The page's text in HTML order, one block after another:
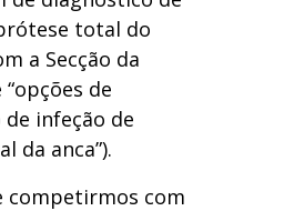
total do
a Secção da
de
infeção de
da anca”).
competirmos com